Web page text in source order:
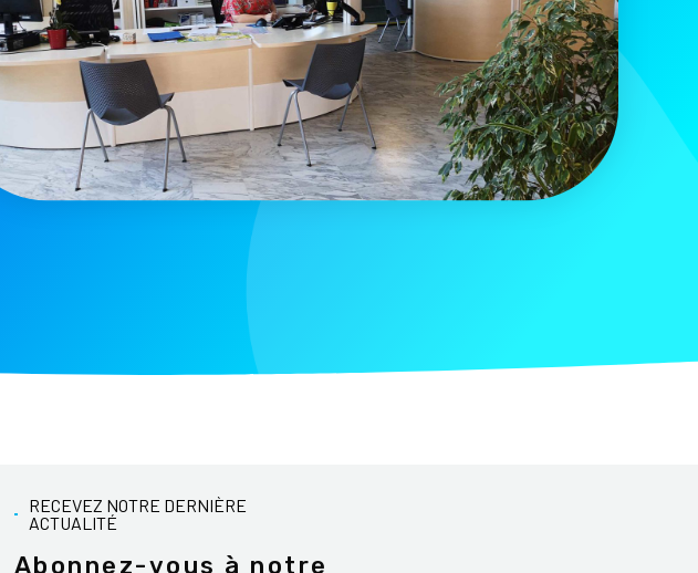
RECEVEZ NOTRE DERNIÈRE
ACTUALITÉ
Abonnez-vous à notre